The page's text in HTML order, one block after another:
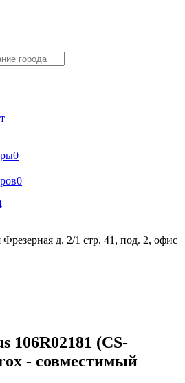
0
0
д. 2/1 стр. 41, под. 2, офис
106R02181 (CS-
- совместимый